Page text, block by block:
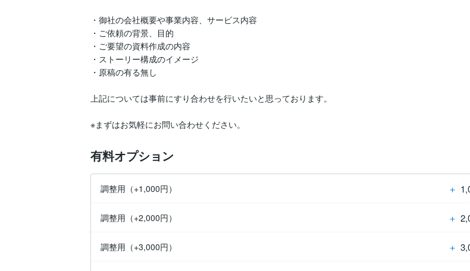
・御社の会社概要や事業内容、サービス内容
・ご依頼の背景、目的
・ご要望の資料作成の内容
・ストーリー構成のイメージ
・原稿の有る無し
上記については事前にすり合わせを行いたいと思っております。
※まずはお気軽にお問い合わせください。
有料オプション
調整用（+1,000円） ＋
調整用（+2,000円） ＋
調整用（+3,000円） ＋